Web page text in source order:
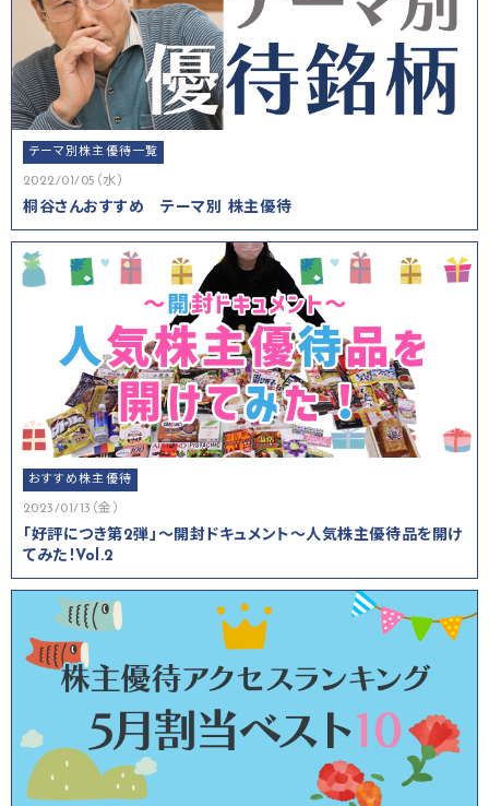
テーマ別株主優待一覧
2022/01/05（水）
桐谷さんおすすめ テーマ別 株主優待
おすすめ株主優待
2023/01/13（金）
「好評につき第2弾」～開封ドキュメント～人気株主優待品を開け
てみた！Vol.2